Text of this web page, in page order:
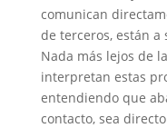
comunican
de terceros, están a
Nada más lejos de
interpretan estas
entendiendo que
contacto, sea